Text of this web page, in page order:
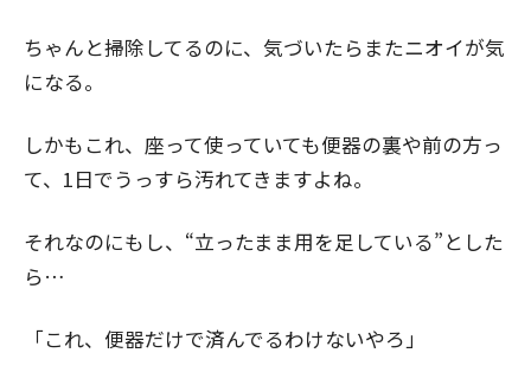
ちゃんと掃除してるのに、気づいたらまたニオイが気
になる。
しかもこれ、座って使っていても便器の裏や前の方っ
て、1日でうっすら汚れてきますよね。
それなのにもし、“立ったまま用を足している”とした
ら…
「これ、便器だけで済んでるわけないやろ」